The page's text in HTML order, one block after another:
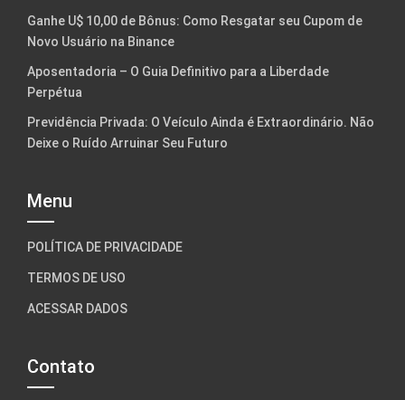
Ganhe U$ 10,00 de Bônus: Como Resgatar seu Cupom de
Novo Usuário na Binance
Aposentadoria – O Guia Definitivo para a Liberdade
Perpétua
Previdência Privada: O Veículo Ainda é Extraordinário. Não
Deixe o Ruído Arruinar Seu Futuro
Menu
POLÍTICA DE PRIVACIDADE
TERMOS DE USO
ACESSAR DADOS
Contato